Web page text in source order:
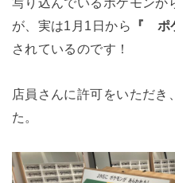
が、実は1月1日から
『 ポ
されているのです！
店員さんに許可をいただき
た。